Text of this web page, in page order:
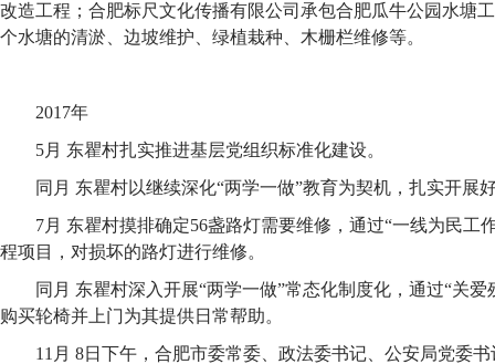
改造工程；合肥标尺文化传播有限公司承包合肥瓜牛公园水塘
个水塘的清淤、边坡维护、绿植栽种、木栅栏维修等。
2017年
5月 东瞿村扎实推进基层党组织标准化建设。
同月 东瞿村以继续深化“两学一做”教育为契机，扎实开展
7月 东瞿村摸排确定56盏路灯需要维修，通过“一线为民工
程项目，对损坏的路灯进行维修。
同月 东瞿村深入开展“两学一做”常态化制度化，通过“关
购买轮椅并上门为其提供日常帮助。
11月 8日下午，合肥市委常委、政法委书记、公安局党委